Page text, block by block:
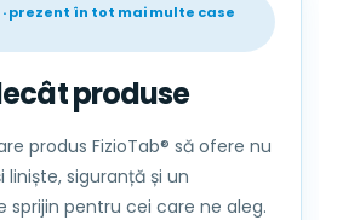
Textil + baza din MDF;
cu burete;
cu o carpa moale si
se feri de actiunea
de soare si de ploaie.
FizioTab®: 38 x
prezent în tot mai multe case
produse
produs FizioTab® să ofere nu
siguranță și un
sprijin pentru cei care ne aleg.